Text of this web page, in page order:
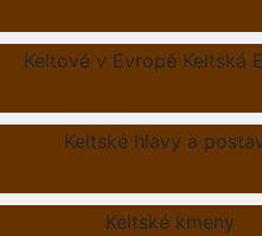
Keltové v Evropě Keltská
Keltské hlavy a
Keltské kmeny